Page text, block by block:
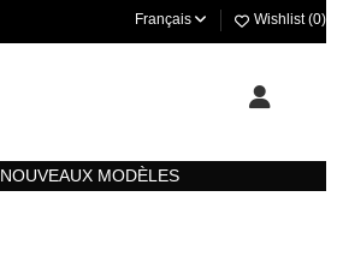
Français Wishlist (0)
NOUVEAUX MODÈLES